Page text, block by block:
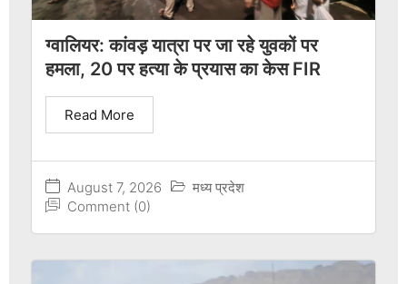
ग्वालियर: कांवड़ यात्रा पर जा रहे युवकों पर
हमला, 20 पर हत्या के प्रयास का केस FIR
August 7, 2026
मध्य प्रदेश
Comment (0)
Read More